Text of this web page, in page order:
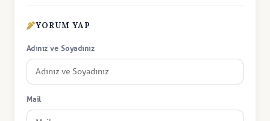
YORUM YAP
Adınız ve Soyadınız
Mail